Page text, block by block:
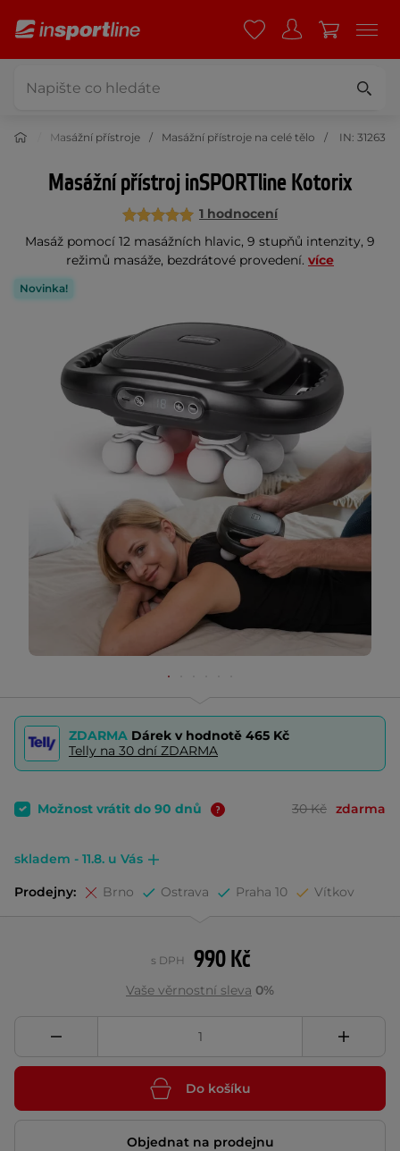
Masážní přístroje Masážní přístroje na celé tělo IN: 31263
Masážní přístroj inSPORTline Kotorix
1 hodnocení
Masáž pomocí 12 masážních hlavic, 9 stupňů intenzity, 9
režimů masáže, bezdrátové provedení. více
Novinka!
ZDARMA Dárek v hodnotě 465 Kč
Telly na 30 dní ZDARMA
Možnost vrátit do 90 dnů 30 Kč zdarma
skladem - 11.8. u Vás
Prodejny: Brno Ostrava Praha 10 Vítkov
990 Kč
s DPH
Vaše věrnostní sleva 0%
Do košíku
Objednat na prodejnu